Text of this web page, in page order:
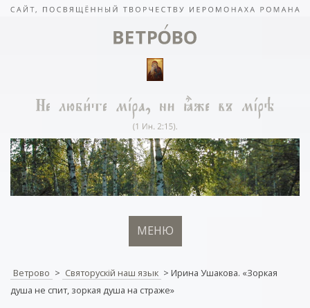
МЕНЮ
Ветрово > Святорускiй наш язык > Ирина Ушакова. «Зоркая
душа не спит, зоркая душа на страже»